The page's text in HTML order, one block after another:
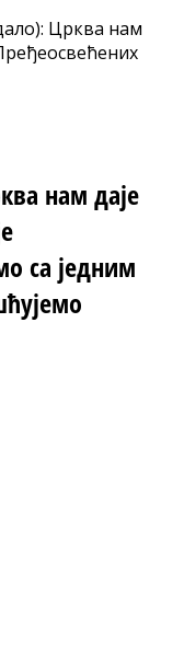
Црква нам
нам даје
са једним